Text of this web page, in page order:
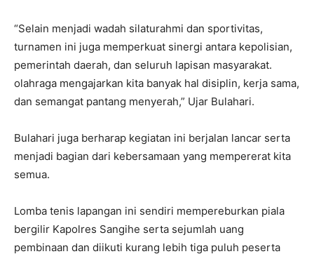
“Selain menjadi wadah silaturahmi dan sportivitas,
turnamen ini juga memperkuat sinergi antara kepolisian,
pemerintah daerah, dan seluruh lapisan masyarakat.
olahraga mengajarkan kita banyak hal disiplin, kerja sama,
dan semangat pantang menyerah,” Ujar Bulahari.
Bulahari juga berharap kegiatan ini berjalan lancar serta
menjadi bagian dari kebersamaan yang mempererat kita
semua.
Lomba tenis lapangan ini sendiri mempereburkan piala
bergilir Kapolres Sangihe serta sejumlah uang
pembinaan dan diikuti kurang lebih tiga puluh peserta